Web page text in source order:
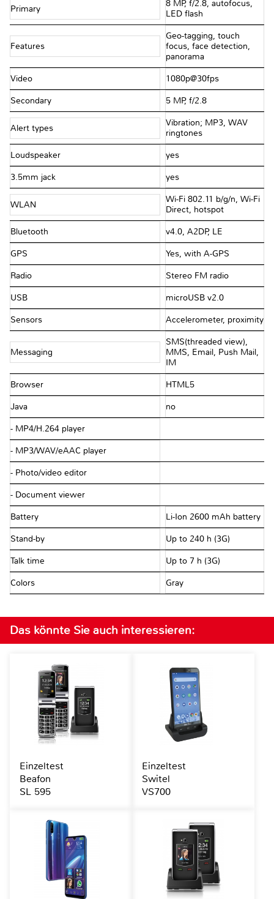
Primary
8 MP, f/2.8, autofocus,
LED flash
Features
Geo-tagging, touch
focus, face detection,
panorama
Video 1080p@30fps
Secondary 5 MP, f/2.8
Alert types
Vibration; MP3, WAV
ringtones
Loudspeaker yes
3.5mm jack yes
WLAN
Wi-Fi 802.11 b/g/n, Wi-Fi
Direct, hotspot
Bluetooth v4.0, A2DP, LE
GPS Yes, with A-GPS
Radio Stereo FM radio
USB microUSB v2.0
Sensors Accelerometer, proximity
Messaging
SMS(threaded view),
MMS, Email, Push Mail,
IM
Browser HTML5
Java no
- MP4/H.264 player
- MP3/WAV/eAAC player
- Photo/video editor
- Document viewer
Battery Li-Ion 2600 mAh battery
Stand-by Up to 240 h (3G)
Talk time Up to 7 h (3G)
Colors Gray
Das könnte Sie auch interessieren:
Einzeltest
Beafon
SL 595
Einzeltest
Switel
VS700